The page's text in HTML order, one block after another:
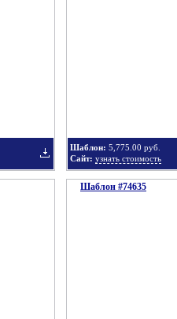
Шаблон: 5,775.00 руб.
Сайт: узнать стоимость
Шаблон #74635